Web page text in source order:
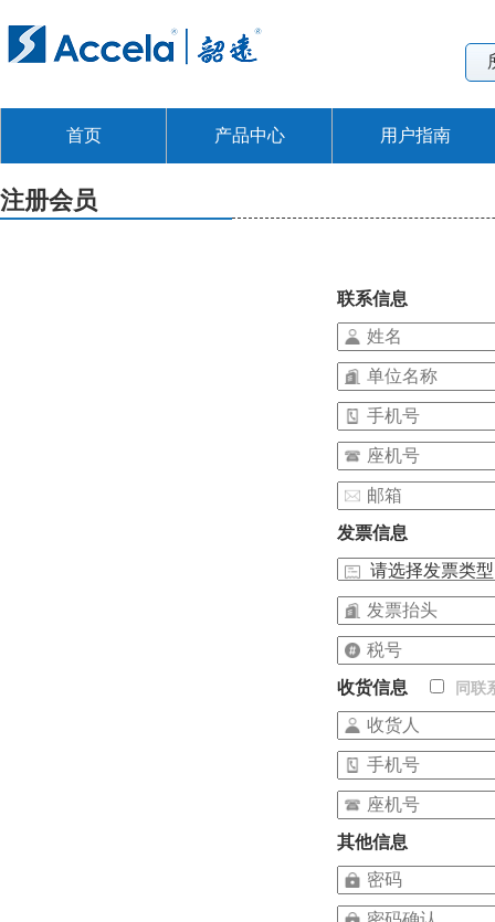
首页 产品中心 用户指南
注册会员
联系信息
发票信息
收货信息 同联
其他信息